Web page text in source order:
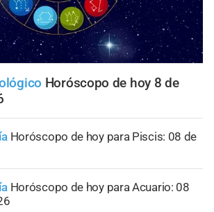
Horóscopo de hoy 8 de
Horóscopo de hoy para Piscis: 08 de
Horóscopo de hoy para Acuario: 08